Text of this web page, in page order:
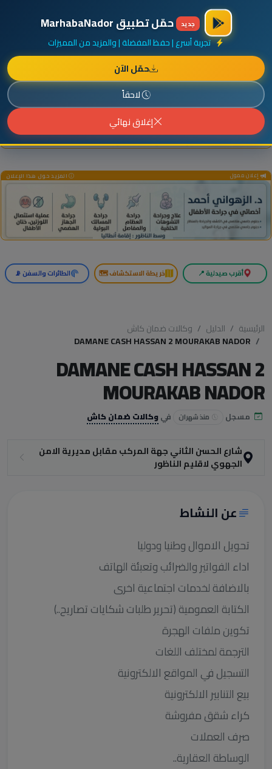
أضف نشاطك مجاناً
جديد حمّل تطبيق MarhabaNador
تجربة أسرع | حفظ المفضلة | والمزيد من المميزات
حمّل الآن
لاحقاً
إغلاق نهائي
إعلان ممول المزيد حول هذا الإعلان
إعلان ممول المزيد حول هذا الإعلان
أقرب صيدلية 📍 خريطة الاستكشاف 🗺️ الطائرات والسفن 📡
الرئيسية الدليل
وكالات ضمان كاش
DAMANE CASH HASSAN 2 MOURAKAB NADOR
DAMANE CASH HASSAN 2
MOURAKAB NADOR
مسجل منذ شهران فيوكالات ضمان كاش
شارع الحسن الثاني جهة المركب مقابل مديرية الامن
الجهوي لاقليم الناظور
عن النشاط
تحويل الاموال وطنيا ودوليا
اداء الفواتير والضرائب وتعبئة الهاتف
بالاضافة لخدمات اجتماعية اخرى
الكتابة العمومية (تحرير طلبات شكايات تصاريح..)
تكوين ملفات الهجرة
الترجمة لمختلف اللغات
التسجيل في المواقع الالكترونية
بيع التنابير الالكترونية
كراء شقق مفروشة
صرف العملات
الوساطة العقارية..